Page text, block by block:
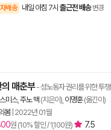
배송 내일 아침 7시 출근전 배송 변경
의 매춘부- 성노동자 권리를 위한 투쟁
미스, 주노 맥 (지은이), 이명훈(옮긴이)
봄| 2022년 01월
원 (10% 할인 / 1,100원) 7.5